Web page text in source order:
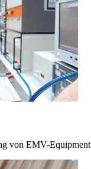
von EMV-Equipment